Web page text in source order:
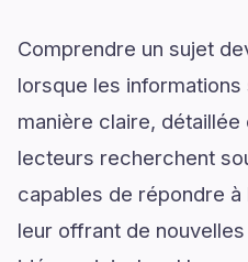
Comprendre un sujet
lorsque les
manière claire,
lecteurs recherchent
capables de répondre
leur offrant de